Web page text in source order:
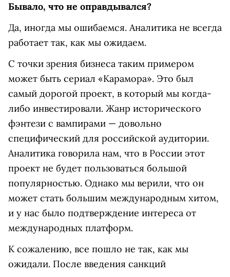
Бывало, что не оправдывался?
Да, иногда мы ошибаемся. Аналитика не всегда
работает так, как мы ожидаем.
С точки зрения бизнеса таким примером
может быть сериал «Карамора». Это был
самый дорогой проект, в который мы когда-
либо инвестировали. Жанр исторического
фэнтези с вампирами — довольно
специфический для российской аудитории.
Аналитика говорила нам, что в России этот
проект не будет пользоваться большой
популярностью. Однако мы верили, что он
может стать большим международным хитом,
и у нас было подтверждение интереса от
международных платформ.
К сожалению, все пошло не так, как мы
ожидали. После введения санкций